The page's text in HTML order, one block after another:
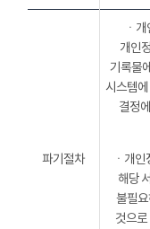
파기절차
ㆍ
개인
기록물
시스템
결정
ㆍ개
해당
불필
것으로